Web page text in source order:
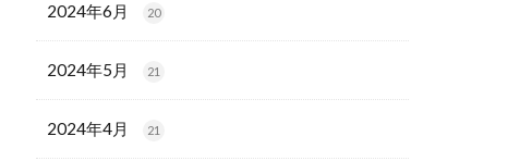
2024年6月 20
2024年5月 21
2024年4月 21